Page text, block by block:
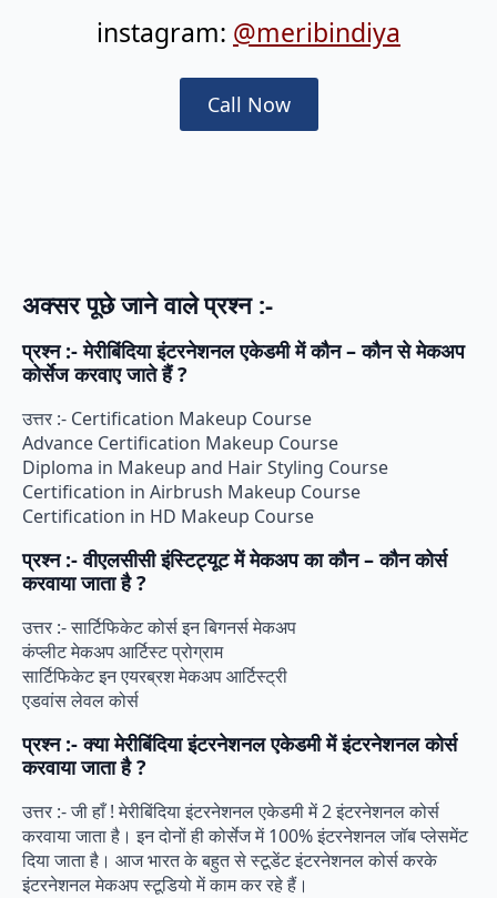
instagram: @meribindiya
Call Now
अक्सर पूछे जाने वाले प्रश्न :-
प्रश्न :- मेरीबिंदिया इंटरनेशनल एकेडमी में कौन – कौन से मेकअप
कोर्सेज करवाए जाते हैं ?
उत्तर :- Certification Makeup Course
Advance Certification Makeup Course
Diploma in Makeup and Hair Styling Course
Certification in Airbrush Makeup Course
Certification in HD Makeup Course
प्रश्न :- वीएलसीसी इंस्टिट्यूट में मेकअप का कौन – कौन कोर्स
करवाया जाता है ?
उत्तर :- सार्टिफिकेट कोर्स इन बिगनर्स मेकअप
कंप्लीट मेकअप आर्टिस्ट प्रोग्राम
सार्टिफिकेट इन एयरब्रश मेकअप आर्टिस्ट्री
एडवांस लेवल कोर्स
प्रश्न :- क्या मेरीबिंदिया इंटरनेशनल एकेडमी में इंटरनेशनल कोर्स
करवाया जाता है ?
उत्तर :- जी हाँ ! मेरीबिंदिया इंटरनेशनल एकेडमी में 2 इंटरनेशनल कोर्स
करवाया जाता है। इन दोनों ही कोर्सेज में 100% इंटरनेशनल जॉब प्लेसमेंट
दिया जाता है। आज भारत के बहुत से स्टूडेंट इंटरनेशनल कोर्स करके
इंटरनेशनल मेकअप स्टूडियो में काम कर रहे हैं।